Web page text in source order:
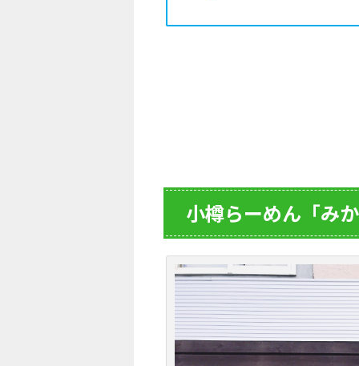
小樽らーめん「み